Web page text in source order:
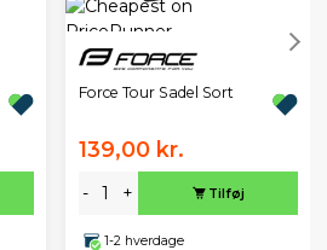
Force Tour Sadel Sort
139,00 kr.
- + Tilføj
1-2 hverdage